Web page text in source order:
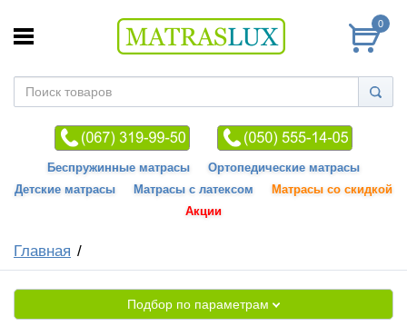
0
Беспружинные матрасы
Ортопедические матрасы
Детские матрасы
Матрасы с латексом
Матрасы со скидкой
Акции
Главная
Подбор по параметрам